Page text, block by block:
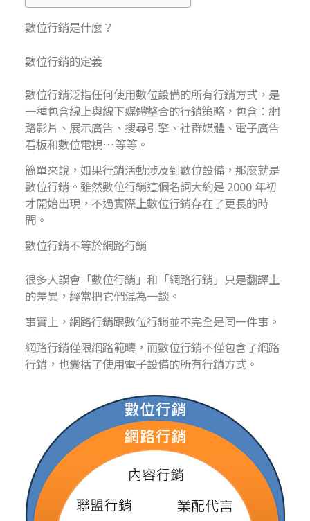
數位行銷是什麼？
數位行銷的定義
數位行銷泛指任何使用數位設備的所有行銷方式，是
一種包含線上與線下媒體整合的行銷策略，包含：網
路影片、展示廣告、搜尋引擎、社群媒體、電子廣告
看板和數位電視…等等。
簡單來說，如果行銷活動涉及到數位設備，那麼就是
數位行銷。雖然數位行銷這個名詞大約是 2000 年初
才開始出現，不過實際上數位行銷存在了更長的時
間。
數位行銷不等於網路行銷
很多人誤會「數位行銷」和「網路行銷」只是翻譯上
的差異，經常把它們混為一談。
事實上，網路行銷跟數位行銷並不完全是同一件事。
網路行銷僅限網路範疇，而數位行銷不僅包含了網路
行銷，也囊括了使用電子設備的所有行銷方式。